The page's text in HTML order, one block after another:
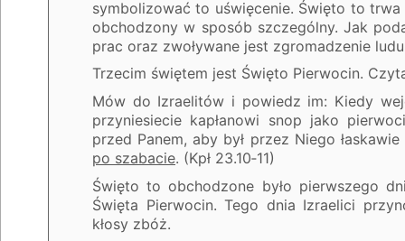
symbolizować to uświęcenie. Święto to
obchodzony w sposób szczególny. Jak
prac oraz zwoływane jest zgromadzenie
Trzecim świętem jest Święto Pierwocin.
Mów do Izraelitów i powiedz im: Kiedy
przyniesiecie kapłanowi snop jako
przed Panem, aby był przez Niego
po szabacie. (Kpł 23.10‑11)
Święto to obchodzone było pierwszego
Święta Pierwocin. Tego dnia Izraelici
kłosy zbóż.